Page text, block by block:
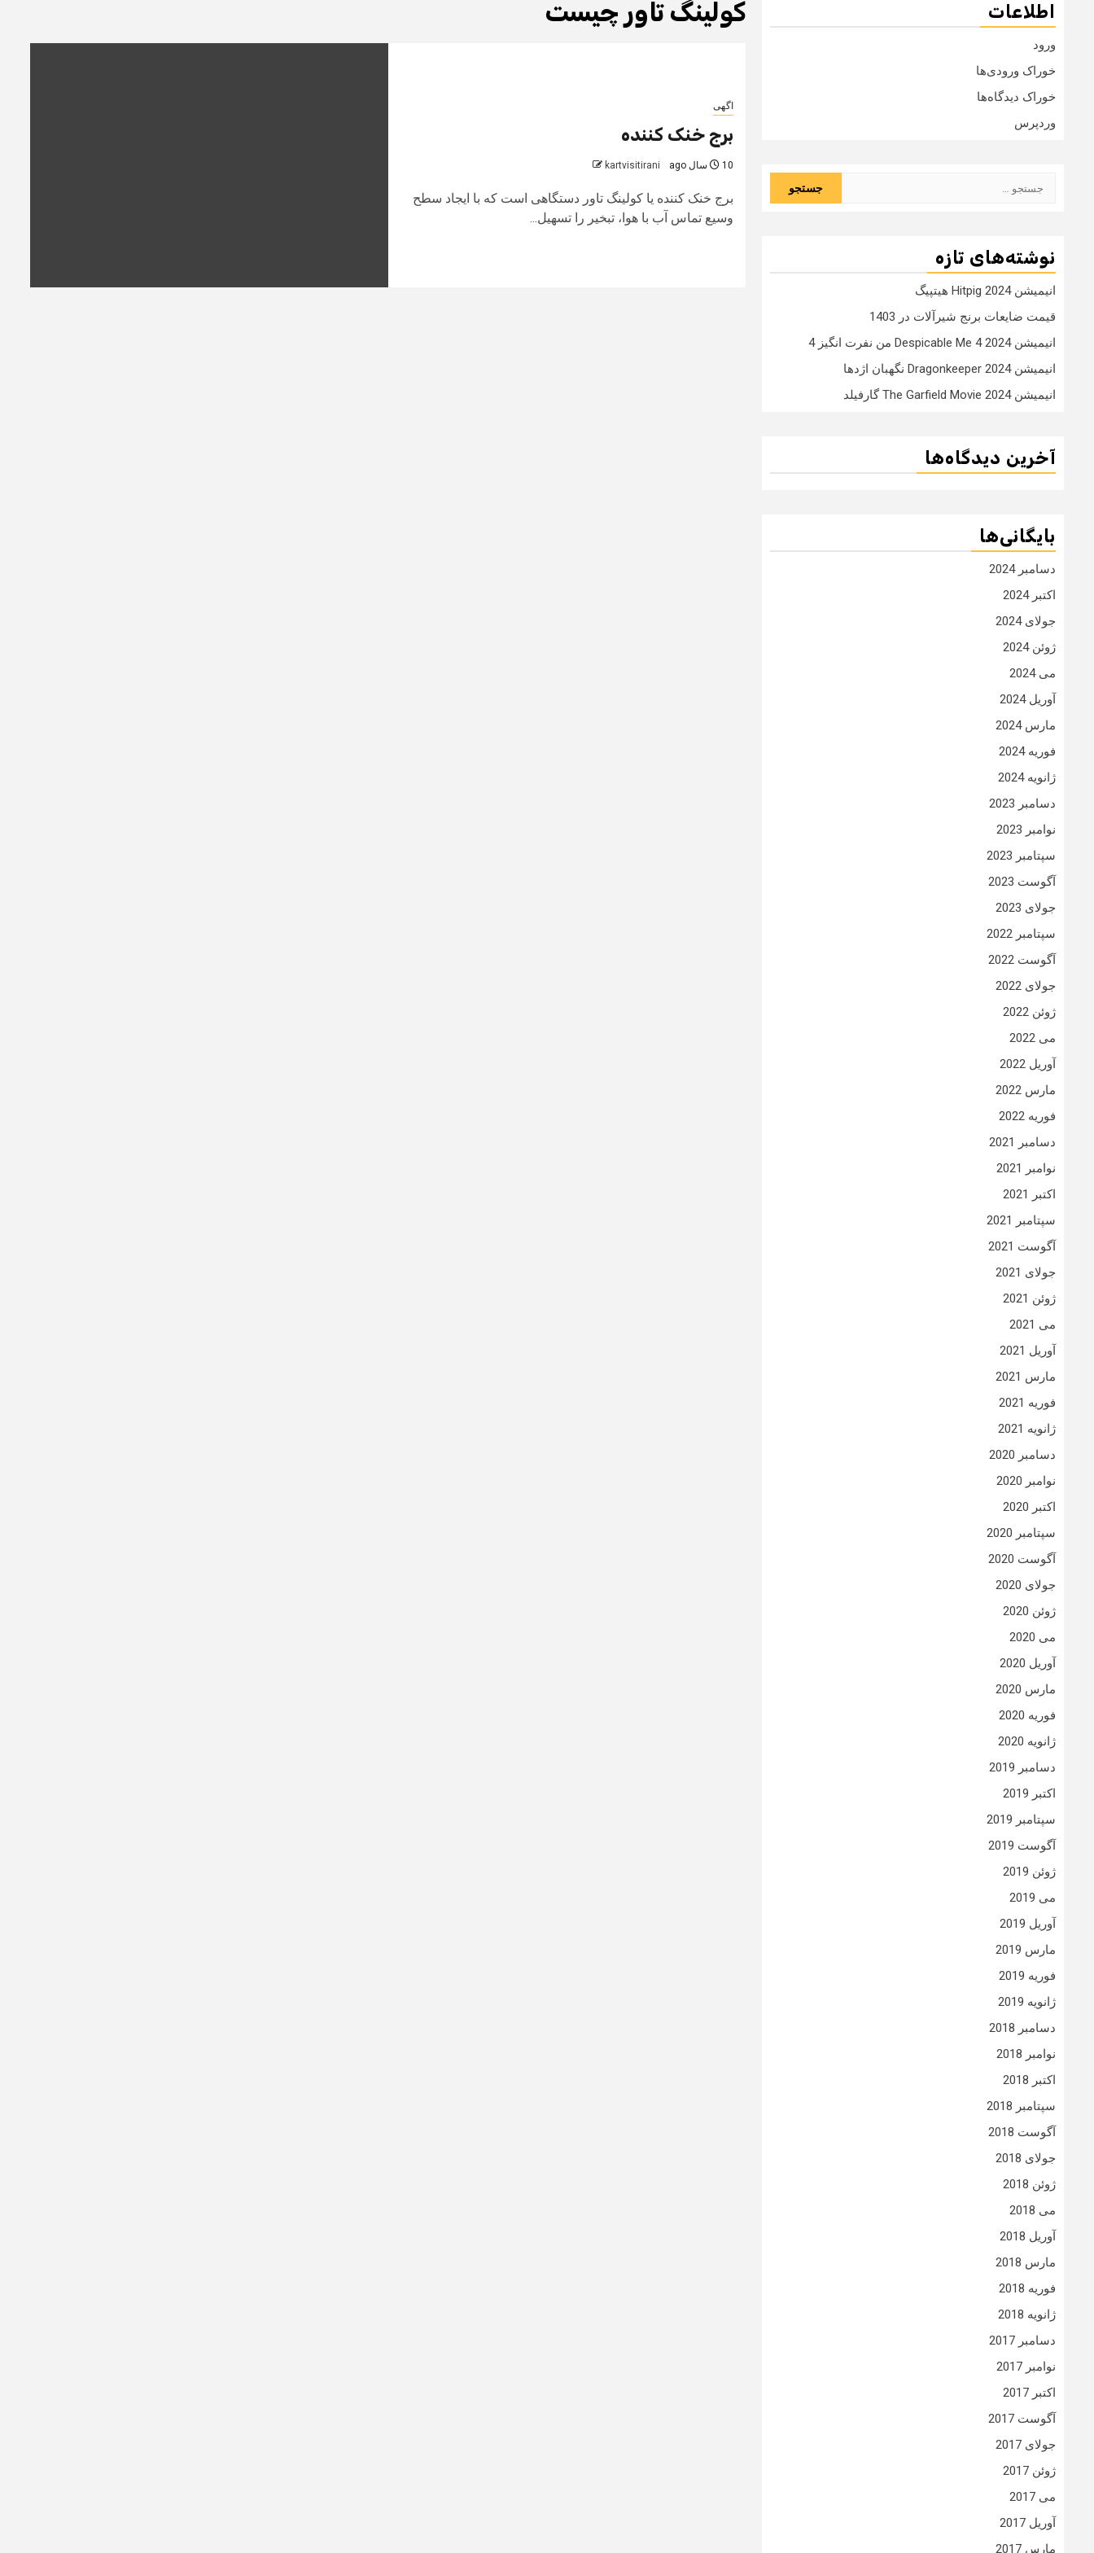
کولینگ تاور چیست
اگهی
برج خنک کننده
10 سال ago kartvisitirani
برج خنک کننده یا کولینگ تاور دستگاهی است که با ایجاد سطح
وسیع تماس آب با هوا، تبخیر را تسهیل...
اطلاعات
ورود
خوراک ورودی‌ها
خوراک دیدگاه‌ها
وردپرس
نوشته‌های تازه
انیمیشن Hitpig 2024 هیتپیگ
قیمت ضایعات برنج شیرآلات در 1403
انیمیشن Despicable Me 4 2024 من نفرت انگیز 4
انیمیشن Dragonkeeper 2024 نگهبان اژدها
انیمیشن The Garfield Movie 2024 گارفیلد
آخرین دیدگاه‌ها
بایگانی‌ها
دسامبر 2024
اکتبر 2024
جولای 2024
ژوئن 2024
می 2024
آوریل 2024
مارس 2024
فوریه 2024
ژانویه 2024
دسامبر 2023
نوامبر 2023
سپتامبر 2023
آگوست 2023
جولای 2023
سپتامبر 2022
آگوست 2022
جولای 2022
ژوئن 2022
می 2022
آوریل 2022
مارس 2022
فوریه 2022
دسامبر 2021
نوامبر 2021
اکتبر 2021
سپتامبر 2021
آگوست 2021
جولای 2021
ژوئن 2021
می 2021
آوریل 2021
مارس 2021
فوریه 2021
ژانویه 2021
دسامبر 2020
نوامبر 2020
اکتبر 2020
سپتامبر 2020
آگوست 2020
جولای 2020
ژوئن 2020
می 2020
آوریل 2020
مارس 2020
فوریه 2020
ژانویه 2020
دسامبر 2019
اکتبر 2019
سپتامبر 2019
آگوست 2019
ژوئن 2019
می 2019
آوریل 2019
مارس 2019
فوریه 2019
ژانویه 2019
دسامبر 2018
نوامبر 2018
اکتبر 2018
سپتامبر 2018
آگوست 2018
جولای 2018
ژوئن 2018
می 2018
آوریل 2018
مارس 2018
فوریه 2018
ژانویه 2018
دسامبر 2017
نوامبر 2017
اکتبر 2017
آگوست 2017
جولای 2017
ژوئن 2017
می 2017
آوریل 2017
مارس 2017